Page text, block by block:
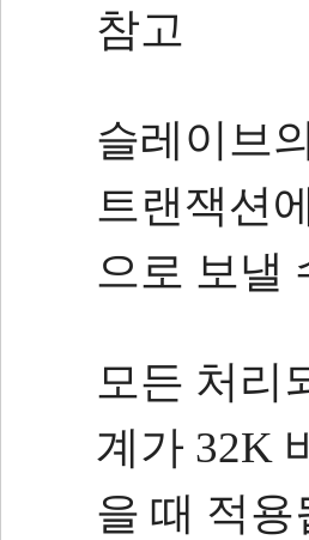
참고
슬레이브
트랜잭션
으로 보낼
모든 처리
계가 32K
을 때 적용